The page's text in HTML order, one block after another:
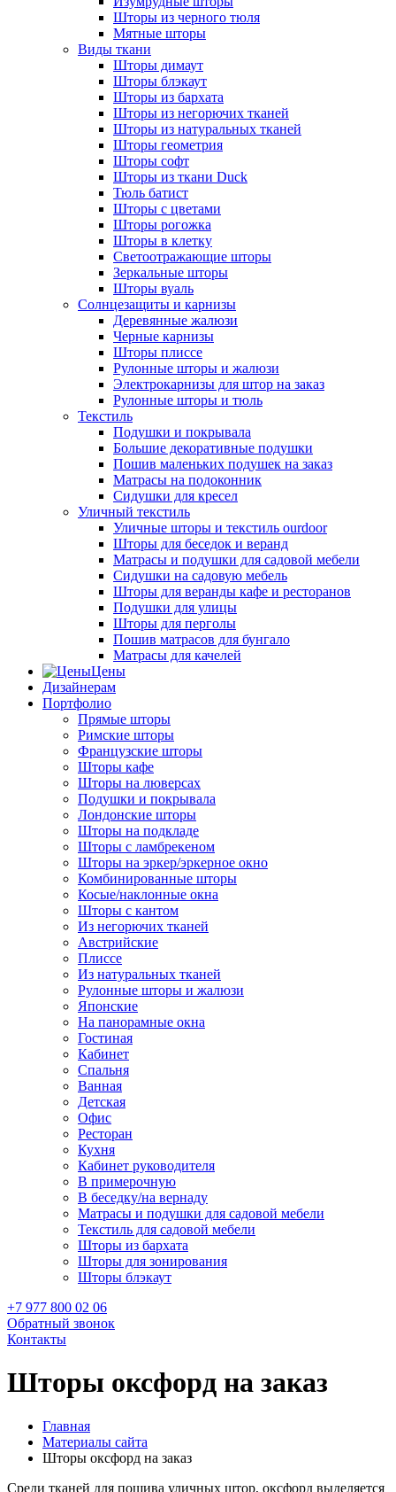
Шторы из черного тюля
Мятные шторы
Виды ткани
Шторы димаут
Шторы блэкаут
Шторы из бархата
Шторы из негорючих тканей
Шторы из натуральных тканей
Шторы геометрия
Шторы софт
Шторы из ткани Duck
Тюль батист
Шторы с цветами
Шторы рогожка
Шторы в клетку
Светоотражающие шторы
Зеркальные шторы
Шторы вуаль
Солнцезащиты и карнизы
Деревянные жалюзи
Черные карнизы
Шторы плиссе
Рулонные шторы и жалюзи
Электрокарнизы для штор на заказ
Рулонные шторы и тюль
Текстиль
Подушки и покрывала
Большие декоративные подушки
Пошив маленьких подушек на заказ
Матрасы на подоконник
Сидушки для кресел
Уличный текстиль
Уличные шторы и текстиль ourdoor
Шторы для беседок и веранд
Матрасы и подушки для садовой мебели
Сидушки на садовую мебель
Шторы для веранды кафе и ресторанов
Подушки для улицы
Шторы для перголы
Пошив матрасов для бунгало
Матрасы для качелей
Цены
Дизайнерам
Портфолио
Прямые шторы
Римские шторы
Французские шторы
Шторы кафе
Шторы на люверсах
Подушки и покрывала
Лондонские шторы
Шторы на подкладе
Шторы с ламбрекеном
Шторы на эркер/эркерное окно
Комбинированные шторы
Косые/наклонные окна
Шторы с кантом
Из негорючих тканей
Австрийские
Плиссе
Из натуральных тканей
Рулонные шторы и жалюзи
Японские
На панорамные окна
Гостиная
Кабинет
Спальня
Ванная
Детская
Офис
Ресторан
Кухня
Кабинет руководителя
В примерочную
В беседку/на вернаду
Матрасы и подушки для садовой мебели
Текстиль для садовой мебели
Шторы из бархата
Шторы для зонирования
Шторы блэкаут
+7 977 800 02 06
Обратный звонок
Контакты
Шторы оксфорд на заказ
Главная
Материалы сайта
Шторы оксфорд на заказ
Среди тканей для пошива уличных штор, оксфорд выделяется